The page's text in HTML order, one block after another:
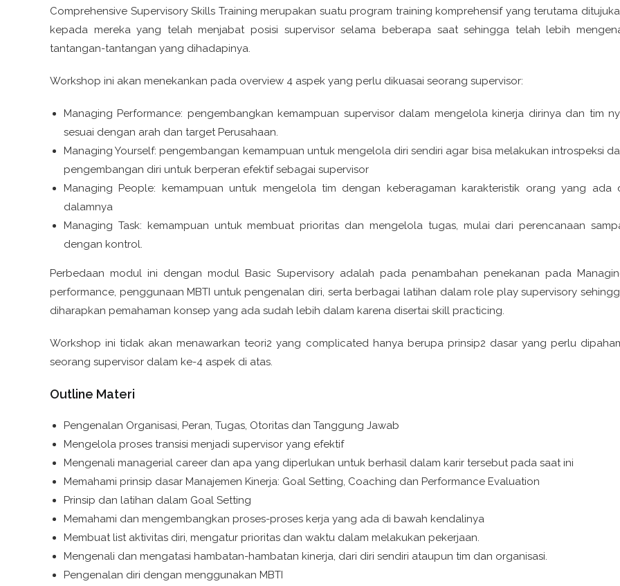
Comprehensive Supervisory Skills Training merupakan suatu program training komprehensif yang terutama
kepada mereka yang telah menjabat posisi supervisor selama beberapa saat sehingga telah lebih
tantangan-tantangan yang dihadapinya.
Workshop ini akan menekankan pada overview 4 aspek yang perlu dikuasai seorang supervisor:
Managing Performance: pengembangkan kemampuan supervisor dalam mengelola kinerja dirinya dan tim
sesuai dengan arah dan target Perusahaan.
Managing Yourself: pengembangan kemampuan untuk mengelola diri sendiri agar bisa melakukan introspeksi
pengembangan diri untuk berperan efektif sebagai supervisor
Managing People: kemampuan untuk mengelola tim dengan keberagaman karakteristik orang yang ada
dalamnya
Managing Task: kemampuan untuk membuat prioritas dan mengelola tugas, mulai dari perencanaan
dengan kontrol.
Perbedaan modul ini dengan modul Basic Supervisory adalah pada penambahan penekanan pada
performance, penggunaan MBTI untuk pengenalan diri, serta berbagai latihan dalam role play supervisory
diharapkan pemahaman konsep yang ada sudah lebih dalam karena disertai skill practicing.
Workshop ini tidak akan menawarkan teori2 yang complicated hanya berupa prinsip2 dasar yang perlu
seorang supervisor dalam ke-4 aspek di atas.
Outline Materi
Pengenalan Organisasi, Peran, Tugas, Otoritas dan Tanggung Jawab
Mengelola proses transisi menjadi supervisor yang efektif
Mengenali managerial career dan apa yang diperlukan untuk berhasil dalam karir tersebut pada saat ini
Memahami prinsip dasar Manajemen Kinerja: Goal Setting, Coaching dan Performance Evaluation
Prinsip dan latihan dalam Goal Setting
Memahami dan mengembangkan proses-proses kerja yang ada di bawah kendalinya
Membuat list aktivitas diri, mengatur prioritas dan waktu dalam melakukan pekerjaan.
Mengenali dan mengatasi hambatan-hambatan kinerja, dari diri sendiri ataupun tim dan organisasi.
Pengenalan diri dengan menggunakan MBTI